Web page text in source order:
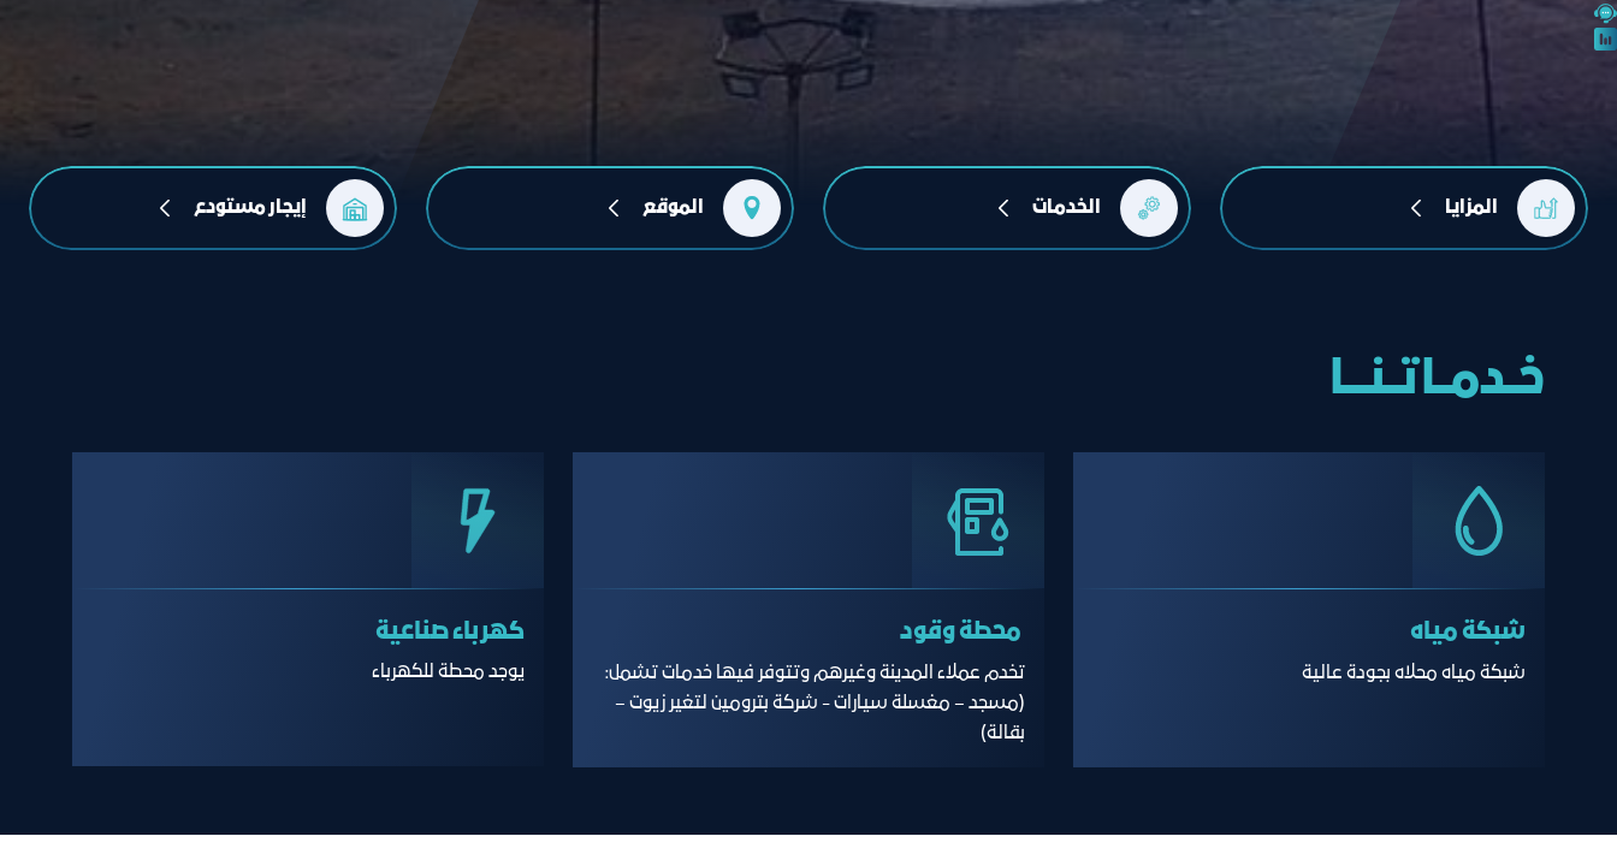
المزايا الخدمات الموقع إيجار مستودع
خــدمــاتــنــــا
شبكة مياه
شبكة مياه محلاه بجودة عالية
محطة وقود
تخدم عملاء المدينة وغيرهم وتتوفر فيها خدمات تشمل:
(مسجد – مغسلة سيارات - شركة بترومين لتغير زيوت –
بقالة)
كهرباء صناعية
يوجد محطة للكهرباء